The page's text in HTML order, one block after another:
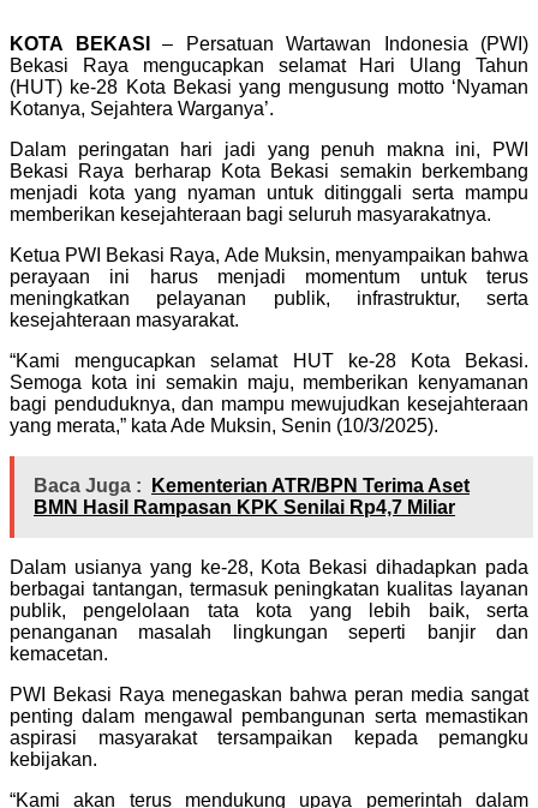
KOTA BEKASI
– Persatuan Wartawan Indonesia (PWI)
Bekasi Raya mengucapkan selamat Hari Ulang Tahun
(HUT) ke-28 Kota Bekasi yang mengusung motto ‘Nyaman
Kotanya, Sejahtera Warganya’.
Dalam peringatan hari jadi yang penuh makna ini, PWI
Bekasi Raya berharap Kota Bekasi semakin berkembang
menjadi kota yang nyaman untuk ditinggali serta mampu
memberikan kesejahteraan bagi seluruh masyarakatnya.
Ketua PWI Bekasi Raya, Ade Muksin, menyampaikan bahwa
perayaan ini harus menjadi momentum untuk terus
meningkatkan pelayanan publik, infrastruktur, serta
kesejahteraan masyarakat.
“Kami mengucapkan selamat HUT ke-28 Kota Bekasi.
Semoga kota ini semakin maju, memberikan kenyamanan
bagi penduduknya, dan mampu mewujudkan kesejahteraan
yang merata,” kata Ade Muksin, Senin (10/3/2025).
Baca Juga :
Kementerian ATR/BPN Terima Aset
BMN Hasil Rampasan KPK Senilai Rp4,7 Miliar
Dalam usianya yang ke-28, Kota Bekasi dihadapkan pada
berbagai tantangan, termasuk peningkatan kualitas layanan
publik, pengelolaan tata kota yang lebih baik, serta
penanganan masalah lingkungan seperti banjir dan
kemacetan.
PWI Bekasi Raya menegaskan bahwa peran media sangat
penting dalam mengawal pembangunan serta memastikan
aspirasi masyarakat tersampaikan kepada pemangku
kebijakan.
“Kami akan terus mendukung upaya pemerintah dalam